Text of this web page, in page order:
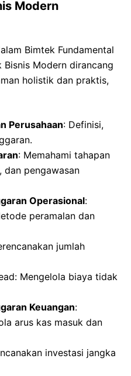
Modern
Bimtek Fundamental
Modern dirancang
holistik dan praktis,
Perusahaan: Definisi,
: Memahami tahapan
dan pengawasan
Operasional:
peramalan dan
jumlah
Mengelola biaya tidak
Keuangan:
arus kas masuk dan
investasi jangka